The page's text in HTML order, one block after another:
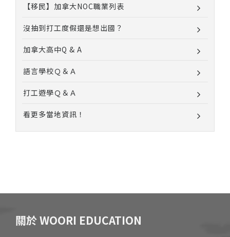
【移民】加拿大NOC職業列表
沒抽到打工度假還是想出國？
加拿大高中Q & A
語言學校Ｑ＆Ａ
打工遊學Ｑ＆Ａ
看更多當地資訊！
關於 WOORI EDUCATION